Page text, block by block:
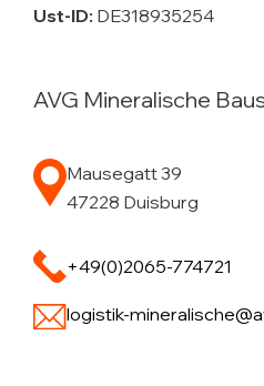
Ust-ID: DE318935254
AVG Mineralische
Mausegatt 39
47228 Duisburg
+49(0)2065-774721
logistik-